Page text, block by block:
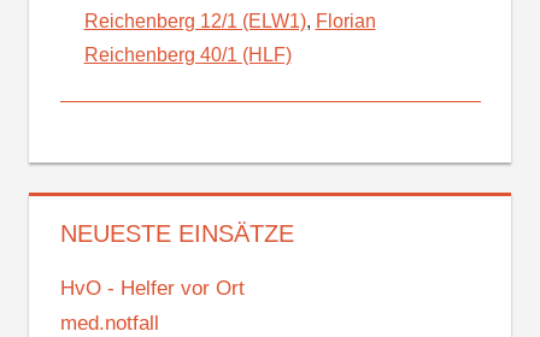
Reichenberg 12/1 (ELW1), Florian
Reichenberg 40/1 (HLF)
NEUESTE EINSÄTZE
HvO - Helfer vor Ort
med.notfall